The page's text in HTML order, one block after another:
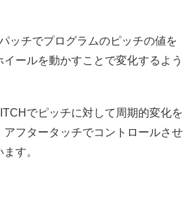
ッチでプログラムのピッチの値を
ールを動かすことで変化するよう
でピッチに対して周期的変化を
フタータッチでコントロールさせ
す。